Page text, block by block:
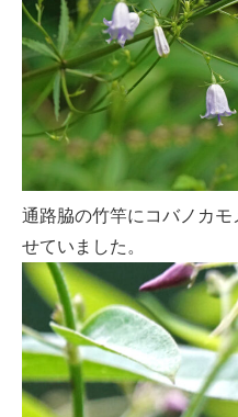
通路脇の竹竿にコバノカ
せていました。